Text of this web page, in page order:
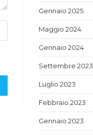
Gennaio 2025
Maggio 2024
Gennaio 2024
Settembre 2023
Luglio 2023
Febbraio 2023
Gennaio 2023